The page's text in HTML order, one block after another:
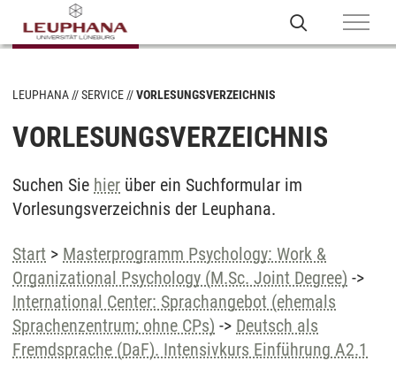
LEUPHANA SERVICE VORLESUNGSVERZEICHNIS
VORLESUNGSVERZEICHNIS
Suchen Sie hier über ein Suchformular im
Vorlesungsverzeichnis der Leuphana.
Start > Masterprogramm Psychology: Work &
Organizational Psychology (M.Sc. Joint Degree) ->
International Center: Sprachangebot (ehemals
Sprachenzentrum; ohne CPs) -> Deutsch als
Fremdsprache (DaF). Intensivkurs Einführung A2.1